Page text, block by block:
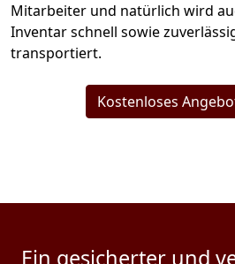
Mitarbeiter und natürlich wird
Inventar schnell sowie
transportiert.
Kostenloses
Ein gesicherter und